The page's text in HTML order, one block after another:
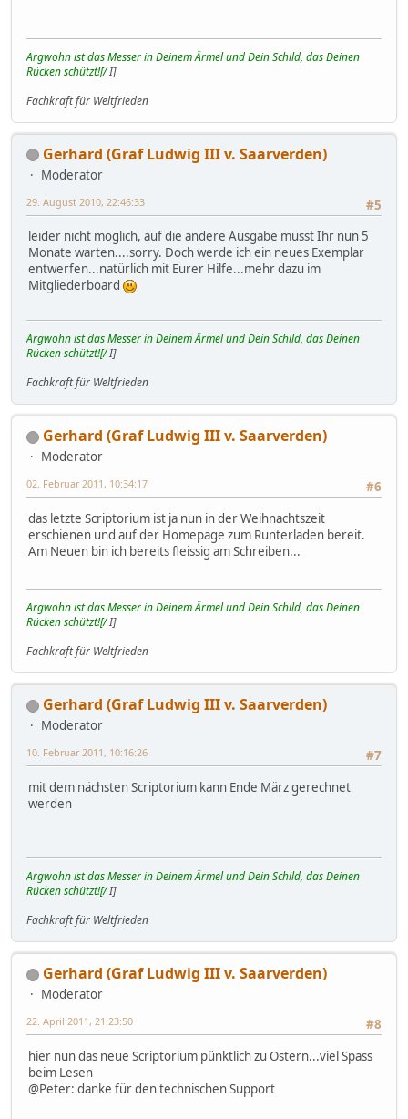
Argwohn ist das Messer in Deinem Ärmel und Dein Schild, das Deinen
Rücken schützt![/I]
Fachkraft für Weltfrieden
Gerhard (Graf Ludwig III v. Saarverden)
Moderator
#5
29. August 2010, 22:46:33
leider nicht möglich, auf die andere Ausgabe müsst Ihr nun 5
Monate warten....sorry. Doch werde ich ein neues Exemplar
entwerfen...natürlich mit Eurer Hilfe...mehr dazu im
Mitgliederboard
Argwohn ist das Messer in Deinem Ärmel und Dein Schild, das Deinen
Rücken schützt![/I]
Fachkraft für Weltfrieden
Gerhard (Graf Ludwig III v. Saarverden)
Moderator
#6
02. Februar 2011, 10:34:17
das letzte Scriptorium ist ja nun in der Weihnachtszeit
erschienen und auf der Homepage zum Runterladen bereit.
Am Neuen bin ich bereits fleissig am Schreiben...
Argwohn ist das Messer in Deinem Ärmel und Dein Schild, das Deinen
Rücken schützt![/I]
Fachkraft für Weltfrieden
Gerhard (Graf Ludwig III v. Saarverden)
Moderator
#7
10. Februar 2011, 10:16:26
mit dem nächsten Scriptorium kann Ende März gerechnet
werden
Argwohn ist das Messer in Deinem Ärmel und Dein Schild, das Deinen
Rücken schützt![/I]
Fachkraft für Weltfrieden
Gerhard (Graf Ludwig III v. Saarverden)
Moderator
#8
22. April 2011, 21:23:50
hier nun das neue Scriptorium pünktlich zu Ostern...viel Spass
beim Lesen
@Peter: danke für den technischen Support